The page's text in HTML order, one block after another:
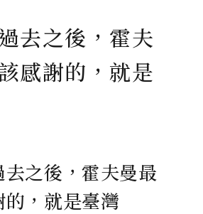
去之後，霍夫
感謝的，就是
之後，霍夫曼最
的，就是臺灣